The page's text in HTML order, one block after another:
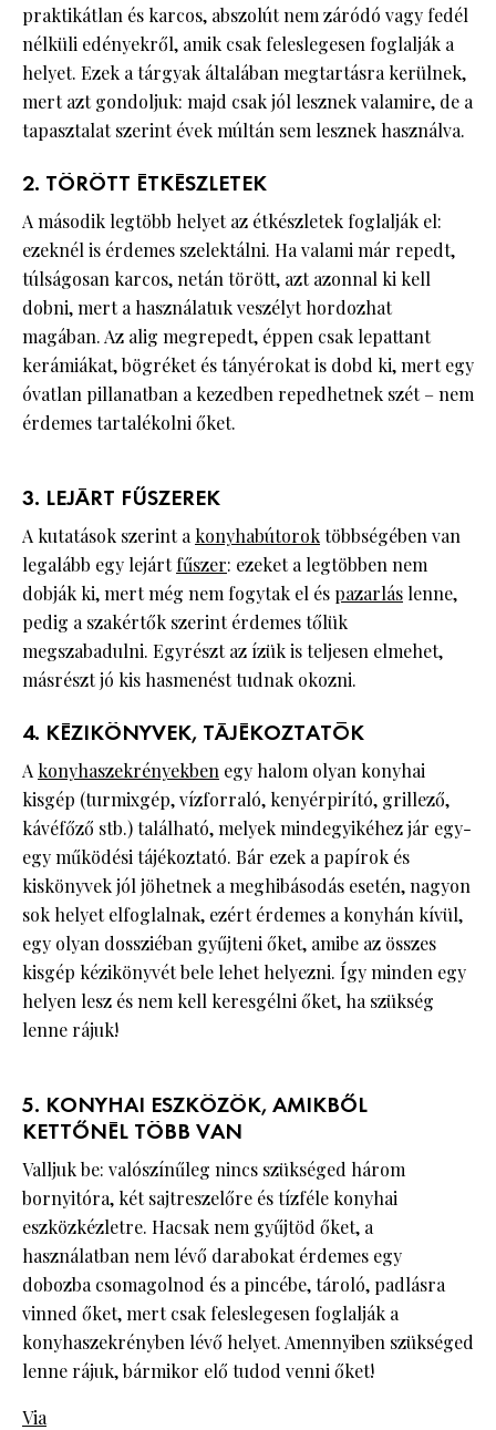
praktikátlan és karcos, abszolút nem záródó vagy fedél
nélküli edényekről, amik csak feleslegesen foglalják a
helyet. Ezek a tárgyak általában megtartásra kerülnek,
mert azt gondoljuk: majd csak jól lesznek valamire, de a
tapasztalat szerint évek múltán sem lesznek használva.
2. TÖRÖTT ÉTKÉSZLETEK
A második legtöbb helyet az étkészletek foglalják el:
ezeknél is érdemes szelektálni. Ha valami már repedt,
túlságosan karcos, netán törött, azt azonnal ki kell
dobni, mert a használatuk veszélyt hordozhat
magában. Az alig megrepedt, éppen csak lepattant
kerámiákat, bögréket és tányérokat is dobd ki, mert egy
óvatlan pillanatban a kezedben repedhetnek szét – nem
érdemes tartalékolni őket.
3. LEJÁRT FŰSZEREK
A kutatások szerint akonyhabútoroktöbbségében van
legalább egy lejártfűszer: ezeket a legtöbben nem
dobják ki, mert még nem fogytak el és pazarlás lenne,
pedig a szakértők szerint érdemes tőlük
megszabadulni. Egyrészt az ízük is teljesen elmehet,
másrészt jó kis hasmenést tudnak okozni.
4. KÉZIKÖNYVEK, TÁJÉKOZTATÓK
A konyhaszekrényekben egy halom olyan konyhai
kisgép (turmixgép, vízforraló, kenyérpirító, grillező,
kávéfőző stb.) található, melyek mindegyikéhez jár egy-
egy működési tájékoztató. Bár ezek a papírok és
kiskönyvek jól jöhetnek a meghibásodás esetén, nagyon
sok helyet elfoglalnak, ezért érdemes a konyhán kívül,
egy olyan dossziéban gyűjteni őket, amibe az összes
kisgép kézikönyvét bele lehet helyezni. Így minden egy
helyen lesz és nem kell keresgélni őket, ha szükség
lenne rájuk!
5. KONYHAI ESZKÖZÖK, AMIKBŐL
KETTŐNÉL TÖBB VAN
Valljuk be: valószínűleg nincs szükséged három
bornyitóra, két sajtreszelőre és tízféle konyhai
eszközkézletre. Hacsak nem gyűjtöd őket, a
használatban nem lévő darabokat érdemes egy
dobozba csomagolnod és a pincébe, tároló, padlásra
vinned őket, mert csak feleslegesen foglalják a
konyhaszekrényben lévő helyet. Amennyiben szükséged
lenne rájuk, bármikor elő tudod venni őket!
Via